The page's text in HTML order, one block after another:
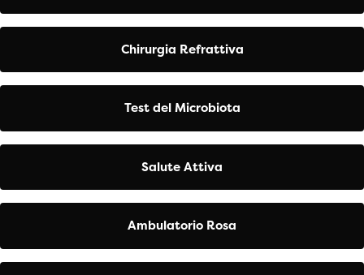
Chirurgia Refrattiva
Test del Microbiota
Salute Attiva
Ambulatorio Rosa